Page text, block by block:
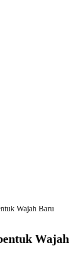
Wajah Baru
Wajah